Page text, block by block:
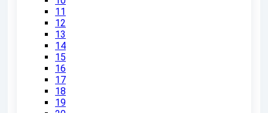
11
12
13
14
15
16
17
18
19